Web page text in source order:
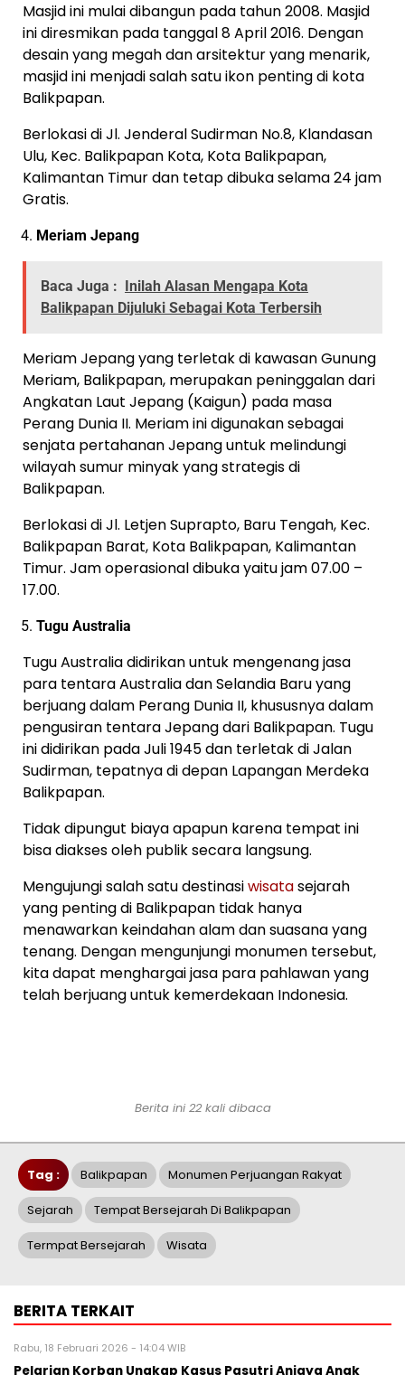
Masjid ini mulai dibangun pada tahun 2008. Masjid
ini diresmikan pada tanggal 8 April 2016. Dengan
desain yang megah dan arsitektur yang menarik,
masjid ini menjadi salah satu ikon penting di kota
Balikpapan.
Berlokasi di Jl. Jenderal Sudirman No.8, Klandasan
Ulu, Kec. Balikpapan Kota, Kota Balikpapan,
Kalimantan Timur dan tetap dibuka selama 24 jam
Gratis.
Meriam Jepang
Baca Juga : Inilah Alasan Mengapa Kota
Balikpapan Dijuluki Sebagai Kota Terbersih
Meriam Jepang yang terletak di kawasan Gunung
Meriam, Balikpapan, merupakan peninggalan dari
Angkatan Laut Jepang (Kaigun) pada masa
Perang Dunia II. Meriam ini digunakan sebagai
senjata pertahanan Jepang untuk melindungi
wilayah sumur minyak yang strategis di
Balikpapan.
Berlokasi di Jl. Letjen Suprapto, Baru Tengah, Kec.
Balikpapan Barat, Kota Balikpapan, Kalimantan
Timur. Jam operasional dibuka yaitu jam 07.00 –
17.00.
Tugu Australia
Tugu Australia didirikan untuk mengenang jasa
para tentara Australia dan Selandia Baru yang
berjuang dalam Perang Dunia II, khususnya dalam
pengusiran tentara Jepang dari Balikpapan. Tugu
ini didirikan pada Juli 1945 dan terletak di Jalan
Sudirman, tepatnya di depan Lapangan Merdeka
Balikpapan.
Tidak dipungut biaya apapun karena tempat ini
bisa diakses oleh publik secara langsung.
Mengujungi salah satu destinasiwisatasejarah
yang penting di Balikpapan tidak hanya
menawarkan keindahan alam dan suasana yang
tenang. Dengan mengunjungi monumen tersebut,
kita dapat menghargai jasa para pahlawan yang
telah berjuang untuk kemerdekaan Indonesia.
Berita ini 22 kali dibaca
Tag : Balikpapan Monumen Perjuangan Rakyat
Sejarah Tempat Bersejarah Di Balikpapan
Termpat Bersejarah Wisata
BERITA TERKAIT
Rabu, 18 Februari 2026 - 14:04 WIB
Pelarian Korban Ungkap Kasus Pasutri Aniaya Anak